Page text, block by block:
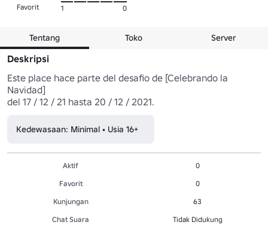
Favorit 1 0
Tentang Toko Server
Deskripsi
Este place hace parte del desafio de [Celebrando la
Navidad]
del 17 / 12 / 21 hasta 20 / 12 / 2021.
Kedewasaan: Minimal • Usia 16+
Aktif
0
Favorit
0
Kunjungan
63
Chat Suara
Tidak Didukung